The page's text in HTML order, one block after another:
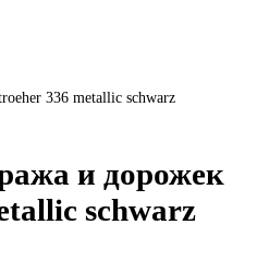
336 metallic schwarz
и дорожек
schwarz